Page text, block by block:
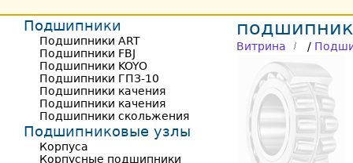
Витрина /
Подшипники
Подшипники ART
Подшипники FBJ
Подшипники KOYO
Подшипники ГПЗ-10
Подшипники качения
Подшипники качения
Подшипники скольжения
Подшипниковые узлы
Корпуса
Корпусные подшипники